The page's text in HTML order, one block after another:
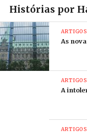
Histórias por
ARTIGOS
As
ARTIGOS
A
ARTIGOS